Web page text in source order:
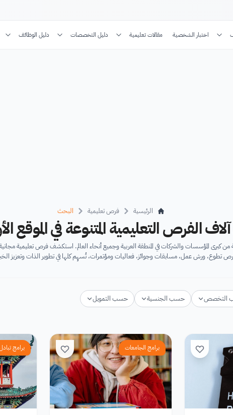
اختبار الشخصية مقالات تعليمية دليل التخصصات دليل الوظائف
الرئيسية فرص تعليمية البحث
الفرص التعليمية المتنوعة في الموقع
كبرى المؤسسات والشركات في المنطقة العربية وجميع أنحاء العالم. استكشف فرص تعليمية
تطوع، ورش عمل، مسابقات وجوائز، فعاليات ومؤتمرات، تُسهِم كلها في تطوير الذات وتعزيز
التخصص حسب الجنسية حسب التمويل
برامج الجامعات برامج